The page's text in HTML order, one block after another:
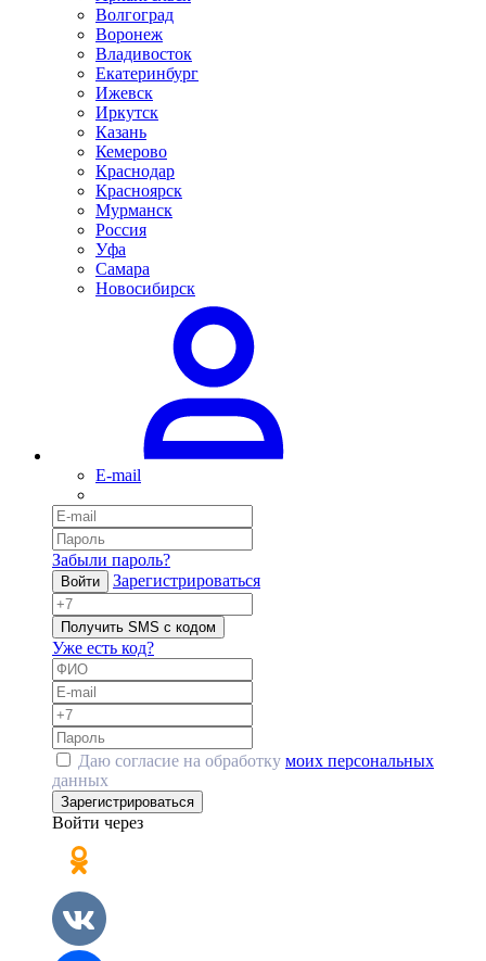
Волгоград
Воронеж
Владивосток
Екатеринбург
Ижевск
Иркутск
Казань
Кемерово
Краснодар
Красноярск
Мурманск
Россия
Уфа
Самара
Новосибирск
E-mail
Забыли пароль?
Войти Зарегистрироваться
Получить SMS с кодом
Уже есть код?
Даю согласие на обработку моих персональных
данных
Зарегистрироваться
Войти через